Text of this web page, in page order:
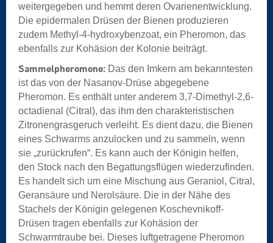
weitergegeben und hemmt deren Ovarienentwicklung.
Die epidermalen Drüsen der Bienen produzieren
zudem Methyl-4-hydroxybenzoat, ein Pheromon, das
ebenfalls zur Kohäsion der Kolonie beiträgt.
Sammelpheromone: Das den Imkern am bekanntesten
ist das von der Nasanov-Drüse abgegebene
Pheromon. Es enthält unter anderem 3,7-Dimethyl-2,6-
octadienal (Citral), das ihm den charakteristischen
Zitronengrasgeruch verleiht. Es dient dazu, die Bienen
eines Schwarms anzulocken und zu sammeln, wenn
sie „zurückrufen“. Es kann auch der Königin helfen,
den Stock nach den Begattungsflügen wiederzufinden.
Es handelt sich um eine Mischung aus Geraniol, Citral,
Geransäure und Nerolsäure. Die in der Nähe des
Stachels der Königin gelegenen Koschevnikoff-
Drüsen tragen ebenfalls zur Kohäsion der
Schwarmtraube bei. Dieses luftgetragene Pheromon